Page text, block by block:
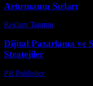
Artırmanın Sırları
Reklam Tanıtım
Dijital Pazarlama ve
Stratejiler
PR Publisher-